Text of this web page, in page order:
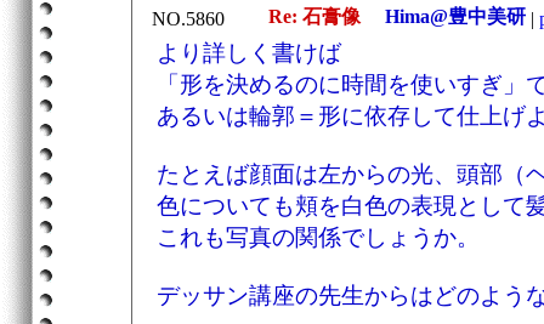
NO.5860 Re: 石膏像 Hima@豊中美研 |
より詳しく書けば
「形を決めるのに時間を使いすぎ」
あるいは輪郭＝形に依存して仕上げ
たとえば顔面は左からの光、頭部（
色についても頬を白色の表現として
これも写真の関係でしょうか。
デッサン講座の先生からはどのよう